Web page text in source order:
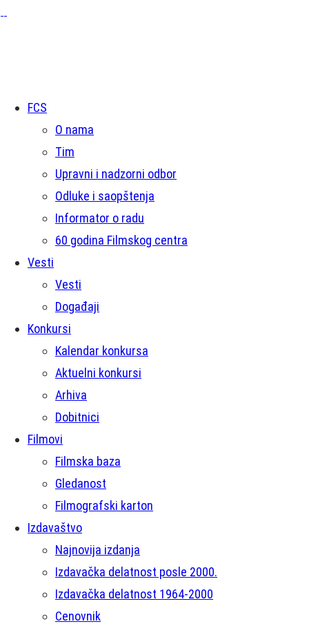
FCS
O nama
Tim
Upravni i nadzorni odbor
Odluke i saopštenja
Informator o radu
60 godina Filmskog centra
Vesti
Vesti
Događaji
Konkursi
Kalendar konkursa
Aktuelni konkursi
Arhiva
Dobitnici
Filmovi
Filmska baza
Gledanost
Filmografski karton
Izdavaštvo
Najnovija izdanja
Izdavačka delatnost posle 2000.
Izdavačka delatnost 1964-2000
Cenovnik